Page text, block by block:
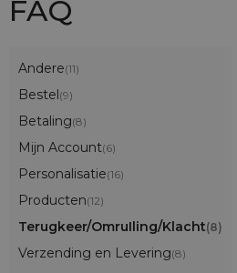
FAQ
Andere(11)
Bestel(9)
Betaling(8)
Mijn Account(6)
Personalisatie(16)
Producten(12)
Terugkeer/OmruIling/Klacht(8)
Verzending en Levering(8)